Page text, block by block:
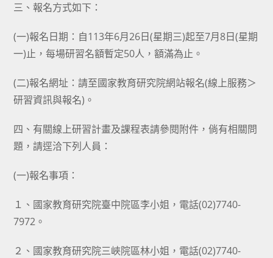
三、報名方式如下：
(一)報名日期：自113年6月26日(星期三)起至7月8日(星期
一)止，每場研習名額暫定50人，額滿為止。
(二)報名網址：請至國家教育研究院網站報名(線上服務＞
研習資訊與報名)。
四、有關線上研習計畫及課程表請參閱附件，倘有相關問
題，請逕洽下列人員：
(一)報名事項：
１、國家教育研究院臺中院區李小姐，電話(02)7740-
7972。
２、國家教育研究院三峽院區林小姐，電話(02)7740-